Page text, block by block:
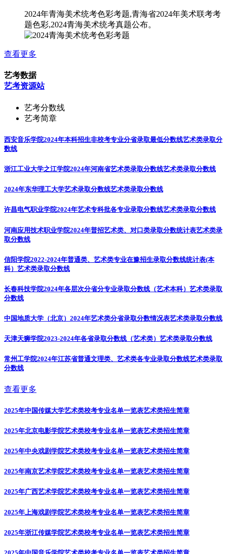
2024年青海美术统考色彩考题,青海省2024年美术联考考
题色彩,2024青海美术统考真题公布。
查看更多
艺考数据
艺考资源站
艺考分数线
艺考简章
西安音乐学院2024年本科招生非校考专业分省录取最低分数线艺术类录取分
数线
浙江工业大学之江学院2024年河南省艺术类录取分数线艺术类录取分数线
2024年东华理工大学艺术录取分数线艺术类录取分数线
许昌电气职业学院2024年艺术专科批各专业录取分数线艺术类录取分数线
河南应用技术职业学院2024年普招艺术类、对口类录取分数统计表艺术类录
取分数线
信阳学院2022-2024年普通类、艺术类专业在豫招生录取分数线统计表(本
科） 艺术类录取分数线
长春科技学院2024年各层次分省分专业录取分数线（艺术本科） 艺术类录取
分数线
中国地质大学（北京）2024年艺术类分省录取分数情况表艺术类录取分数线
天津天狮学院2023-2024年各省录取分数线（艺术类） 艺术类录取分数线
常州工学院2024年江苏省普通文理类、艺术类各专业录取分数线艺术类录取
分数线
查看更多
2025年中国传媒大学艺术类校考专业名单一览表艺术类招生简章
2025年北京电影学院艺术类校考专业名单一览表艺术类招生简章
2025年中央戏剧学院艺术类校考专业名单一览表艺术类招生简章
2025年南京艺术学院艺术类校考专业名单一览表艺术类招生简章
2025年广西艺术学院艺术类校考专业名单一览表艺术类招生简章
2025年上海戏剧学院艺术类校考专业名单一览表艺术类招生简章
2025年浙江传媒学院艺术类校考专业名单一览表艺术类招生简章